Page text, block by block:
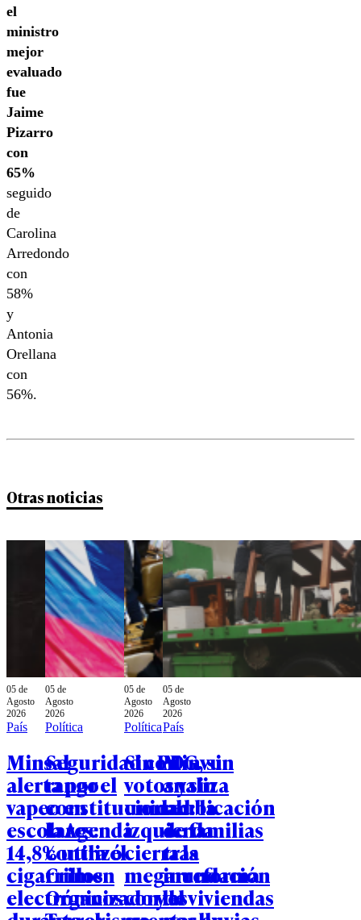
el
ministro
mejor
evaluado
fue
Jaime
Pizarro
con
65%
seguido
de
Carolina
Arredondo
con
58%
y
Antonia
Orellana
con
56%.
Otras noticias
05 de
Agosto
2026
País
Minsal
alerta por el
vapeo en
escolares:
14,8% utilizó
cigarrillos
electrónicos
05 de
Agosto
2026
Política
Seguridad con
rango
constitucional:
la Agenda
contra el
Crimen
Organizado y el
05 de
Agosto
2026
Política
Sin PDG, sin
votos y sin
unidad: la
izquierda
cierra la
megarreforma
con las
05 de
Agosto
2026
País
Minvu
analiza
reubicación
de familias
tras
inundación
de viviendas